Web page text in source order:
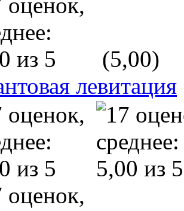
(5,00)
левитация